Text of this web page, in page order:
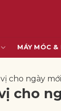
MÁY MÓC &
cho ngày
cho